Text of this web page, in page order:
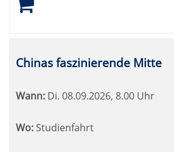
Chinas faszinierende Mitte
Wann: Di. 08.09.2026, 8.00 Uhr
Wo: Studienfahrt